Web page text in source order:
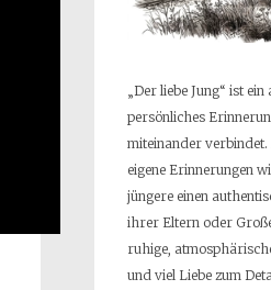
„Der liebe Jung“ ist
persönliches
miteinander
eigene Erinnerungen
jüngere einen
ihrer Eltern oder
ruhige,
und viel Liebe zum